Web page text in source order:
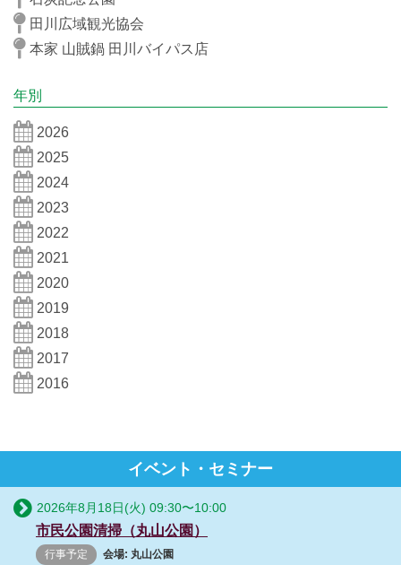
田川広域観光協会
本家 山賊鍋 田川バイパス店
年別
2026
2025
2024
2023
2022
2021
2020
2019
2018
2017
2016
イベント・セミナー
2026年8月18日(火) 09:30〜10:00
市民公園清掃（丸山公園）
行事予定 会場: 丸山公園